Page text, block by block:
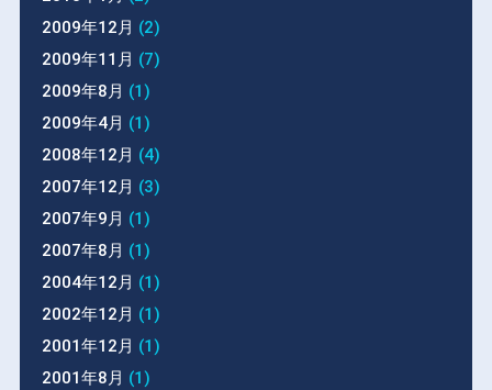
2009年12月 (2)
2009年11月 (7)
2009年8月 (1)
2009年4月 (1)
2008年12月 (4)
2007年12月 (3)
2007年9月 (1)
2007年8月 (1)
2004年12月 (1)
2002年12月 (1)
2001年12月 (1)
2001年8月 (1)